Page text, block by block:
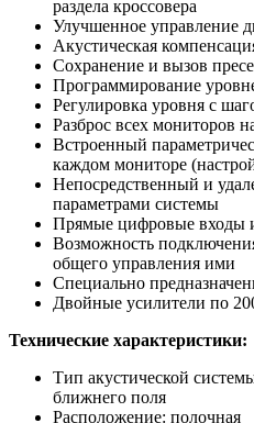
раздела кроссовера
Улучшенное управление
Акустическая
Сохранение и вызов
Программирование
Регулировка уровня с
Разброс всех мониторов
Встроенный
каждом мониторе
Непосредственный и
параметрами системы
Прямые цифровые входы
Возможность
общего управления ими
Специально
Двойные усилители по
Технические характеристики:
Тип акустической
ближнего поля
Расположение: полочная